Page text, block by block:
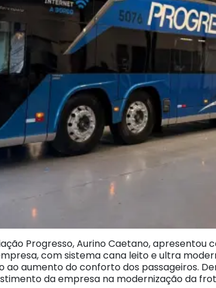
Progresso, Aurino Caetano, apresentou
com sistema cana leito e ultra
ao aumento do conforto dos passageiros.
da empresa na modernização da